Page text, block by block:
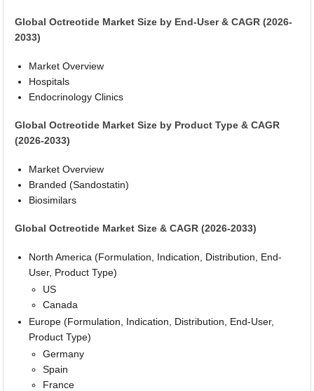
Global Octreotide Market Size by End-User & CAGR (2026-
2033)
Market Overview
Hospitals
Endocrinology Clinics
Global Octreotide Market Size by Product Type & CAGR
(2026-2033)
Market Overview
Branded (Sandostatin)
Biosimilars
Global Octreotide Market Size & CAGR (2026-2033)
North America (Formulation, Indication, Distribution, End-
User, Product Type)
US
Canada
Europe (Formulation, Indication, Distribution, End-User,
Product Type)
Germany
Spain
France